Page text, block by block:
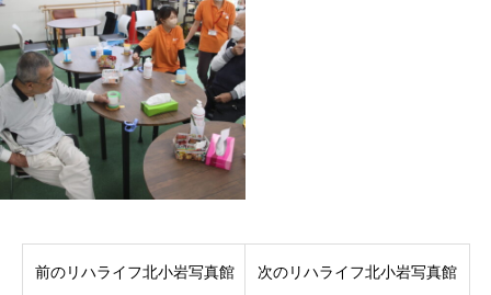
前のリハライフ北小岩写真館 次のリハライフ北小岩写真館